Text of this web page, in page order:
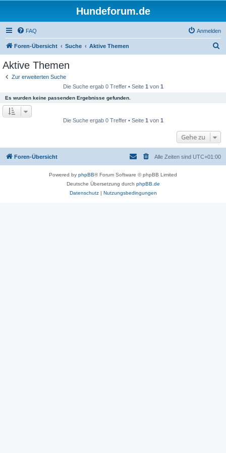
Hundeforum.de
FAQ Anmelden
Foren-Übersicht Suche Aktive Themen
Aktive Themen
Zur erweiterten Suche
Die Suche ergab 0 Treffer • Seite 1 von 1
Es wurden keine passenden Ergebnisse gefunden.
Die Suche ergab 0 Treffer • Seite 1 von 1
Gehe zu
Foren-Übersicht Alle Zeiten sind UTC+01:00
Powered by phpBB® Forum Software © phpBB Limited
Deutsche Übersetzung durch phpBB.de
Datenschutz| Nutzungsbedingungen